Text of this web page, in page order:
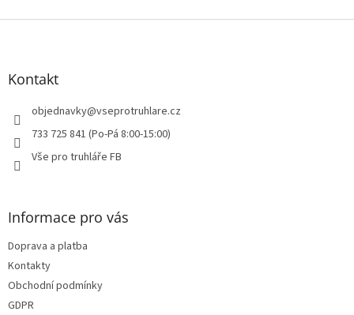
Z
Kontakt
objednavky@vseprotruhlare.cz
733 725 841 (Po-Pá 8:00-15:00)
Vše pro truhláře FB
Informace pro vás
Doprava a platba
Kontakty
Obchodní podmínky
GDPR